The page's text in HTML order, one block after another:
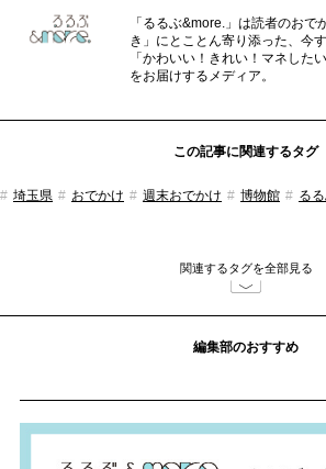
「るるぶ&more.」は読者のおで
き」にとことん寄り添った、今
「かわいい！きれい！マネした
をお届けするメディア。
この記事に関連するタグ
埼玉県 おでかけ 週末おでかけ 博物館 る
関連するタグを全部見る
編集部のおすすめ